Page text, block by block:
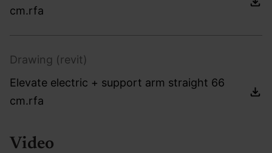
cm.rfa
Drawing (revit)
Elevate electric + support arm straight 66
cm.rfa
Video